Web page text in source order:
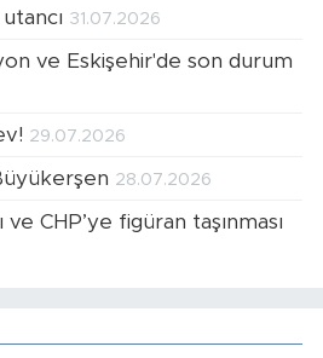
31.07.2026
ve Eskişehir'de son durum
29.07.2026
28.07.2026
ve CHP’ye figüran taşınması